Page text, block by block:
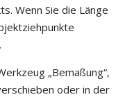
Wenn Sie die Länge
„Bemaßung“,
oder in der